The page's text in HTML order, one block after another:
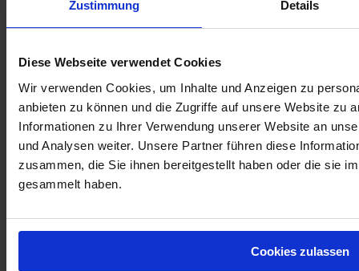
Zustimmung Details
Diese Webseite verwendet Cookies
Wir verwenden Cookies, um Inhalte und Anzeigen zu
anbieten zu können und die Zugriffe auf unsere Website zu
Informationen zu Ihrer Verwendung unserer Website an
und Analysen weiter. Unsere Partner führen diese
zusammen, die Sie ihnen bereitgestellt haben oder die sie
gesammelt haben.
Cookies zulassen
SPRAYDOSENKÖCHER AUS LEDER